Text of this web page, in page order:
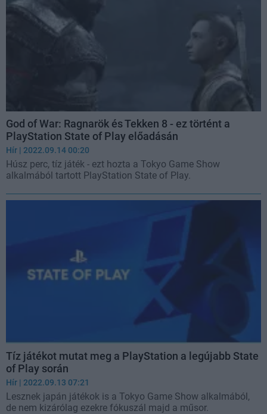
God of War: Ragnarök és Tekken 8 - ez történt a
PlayStation State of Play előadásán
Hír | 2022.09.14 00:20
Húsz perc, tíz játék - ezt hozta a Tokyo Game Show
alkalmából tartott PlayStation State of Play.
Tíz játékot mutat meg a PlayStation a legújabb State
of Play során
Hír | 2022.09.13 07:21
Lesznek japán játékok is a Tokyo Game Show alkalmából,
de nem kizárólag ezekre fókuszál majd a műsor.